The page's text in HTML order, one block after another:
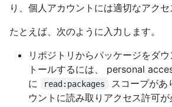
り、個人アカウントには適切なアクセ
たとえば、次のように入力します。
リポジトリからパッケージをダ
トールするには、 personal
に
read:packages
スコープがあ
ウントに読み取りアクセス許可が